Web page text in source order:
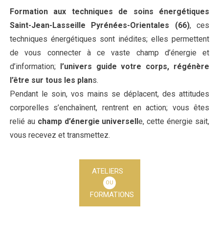
Formation aux techniques de soins énergétiques
Saint-Jean-Lasseille Pyrénées-Orientales (66), ces
techniques énergétiques sont inédites; elles permettent
de vous connecter à ce vaste champ d’énergie et
d’information;
l’univers guide votre corps, régénère
l’être sur tous les plans.
Pendant le soin, vos mains se déplacent, des attitudes
corporelles s’enchaînent, rentrent en action; vous êtes
relié au champ d’énergie universelle, cette énergie sait,
vous recevez et transmettez.
ATELIERS
OU
FORMATIONS